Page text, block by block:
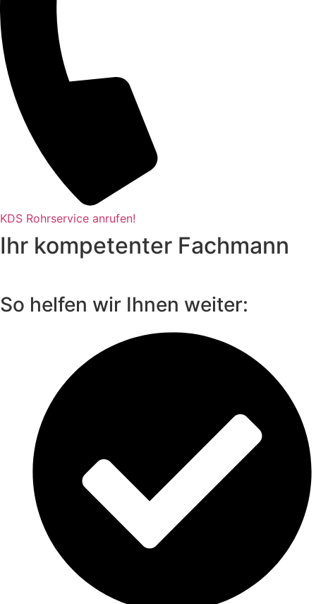
KDS Rohrservice anrufen!
Ihr kompetenter Fachmann
So helfen wir Ihnen weiter: